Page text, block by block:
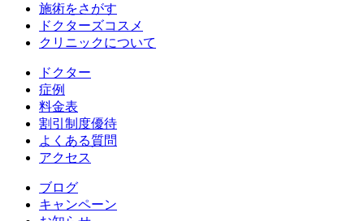
施術をさがす
ドクターズコスメ
クリニックについて
ドクター
症例
料金表
割引制度優待
よくある質問
アクセス
ブログ
キャンペーン